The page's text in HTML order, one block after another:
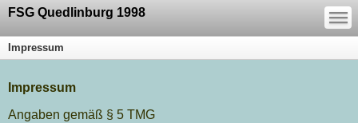
FSG Quedlinburg 1998 —
—
—
Impressum
Impressum
Angaben gemäß § 5 TMG